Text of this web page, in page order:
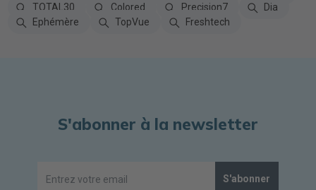
TOTAL30
Colored Precision7
Dia
Ephémère
TopVue Freshtech
S'abonner à la newsletter
S'abonner